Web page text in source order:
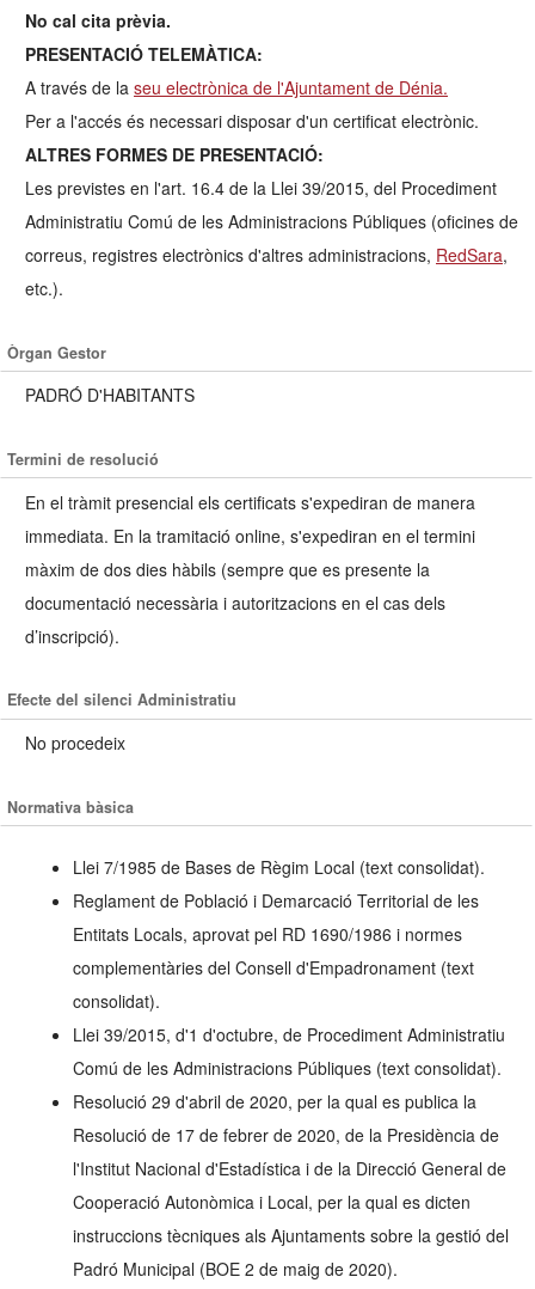
No cal cita prèvia.
PRESENTACIÓ TELEMÀTICA:
A través de la seu electrònica de l'Ajuntament de Dénia.
Per a l'accés és necessari disposar d'un certificat electrònic.
ALTRES FORMES DE PRESENTACIÓ:
Les previstes en l'art. 16.4 de la Llei 39/2015, del Procediment
Administratiu Comú de les Administracions Públiques (oficines de
correus, registres electrònics d'altres administracions, RedSara,
etc.).
Òrgan Gestor
PADRÓ D'HABITANTS
Termini de resolució
En el tràmit presencial els certificats s'expediran de manera
immediata. En la tramitació online, s'expediran en el termini
màxim de dos dies hàbils (sempre que es presente la
documentació necessària i autoritzacions en el cas dels
d’inscripció).
Efecte del silenci Administratiu
No procedeix
Normativa bàsica
Llei 7/1985 de Bases de Règim Local (text consolidat).
Reglament de Població i Demarcació Territorial de les
Entitats Locals, aprovat pel RD 1690/1986 i normes
complementàries del Consell d'Empadronament (text
consolidat).
Llei 39/2015, d'1 d'octubre, de Procediment Administratiu
Comú de les Administracions Públiques (text consolidat).
Resolució 29 d'abril de 2020, per la qual es publica la
Resolució de 17 de febrer de 2020, de la Presidència de
l'Institut Nacional d'Estadística i de la Direcció General de
Cooperació Autonòmica i Local, per la qual es dicten
instruccions tècniques als Ajuntaments sobre la gestió del
Padró Municipal (BOE 2 de maig de 2020).